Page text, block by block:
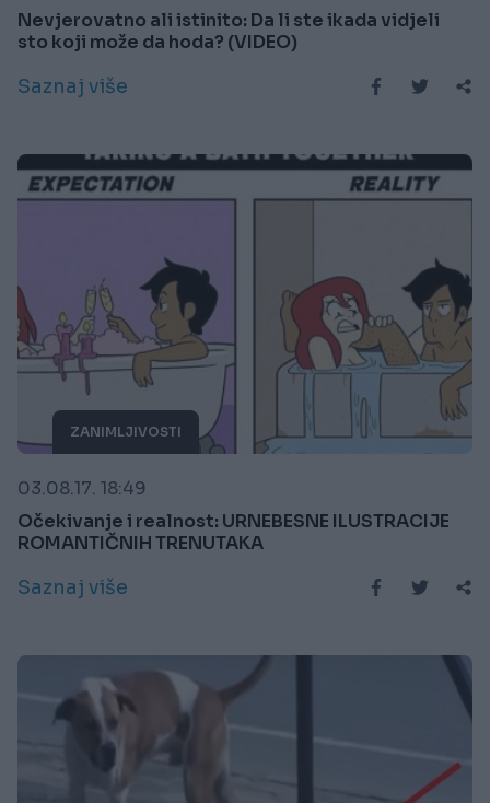
Nevjerovatno ali istinito: Da li ste ikada vidjeli
sto koji može da hoda? (VIDEO)
Saznaj više
ZANIMLJIVOSTI
03.08.17. 18:49
Očekivanje i realnost: URNEBESNE ILUSTRACIJE
ROMANTIČNIH TRENUTAKA
Saznaj više